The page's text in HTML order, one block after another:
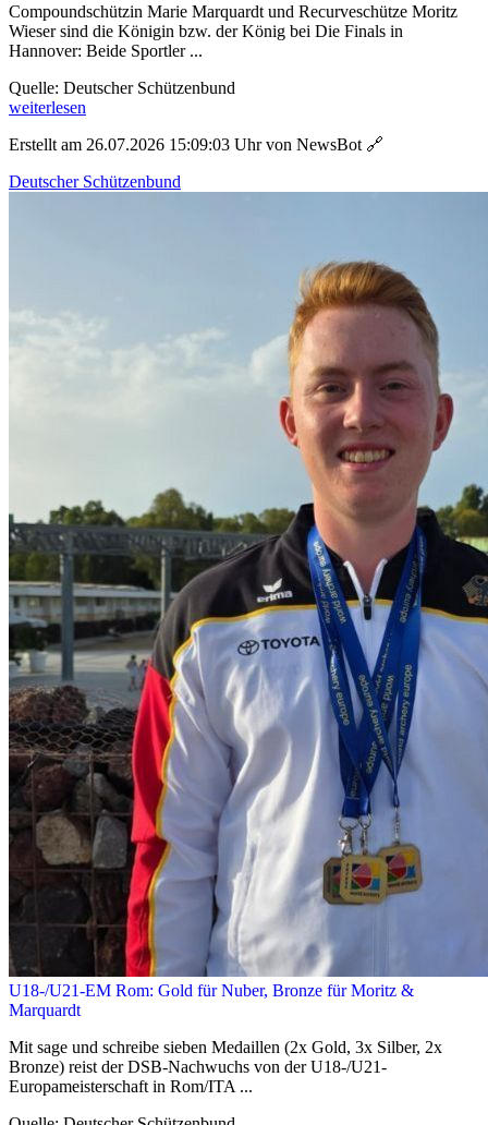
Compoundschützin Marie Marquardt und Recurveschütze Moritz
Wieser sind die Königin bzw. der König bei Die Finals in
Hannover: Beide Sportler ...
Quelle: Deutscher Schützenbund
weiterlesen
Erstellt am 26.07.2026 15:09:03 Uhr von NewsBot 🔗
Deutscher Schützenbund
U18-/U21-EM Rom: Gold für Nuber, Bronze für Moritz &
Marquardt
Mit sage und schreibe sieben Medaillen (2x Gold, 3x Silber, 2x
Bronze) reist der DSB-Nachwuchs von der U18-/U21-
Europameisterschaft in Rom/ITA ...